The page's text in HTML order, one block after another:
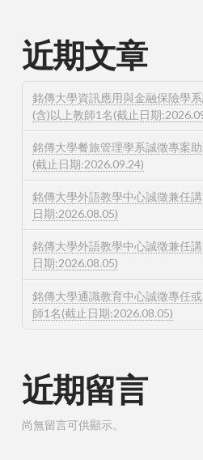
近期文章
銘傳大學資訊應用與金融保險學
(含)以上教師1名(截止日期
銘傳大學餐旅管理學系誠徵專案
(截止日期:2026.09.24)
銘傳大學外語教學中心誠徵兼任
日期:2026.08.05)
銘傳大學外語教學中心誠徵兼任
日期:2026.08.05)
銘傳大學通識教育中心誠徵專任
師1名(截止日期:2026.08.05)
近期留言
尚無留言可供顯示。